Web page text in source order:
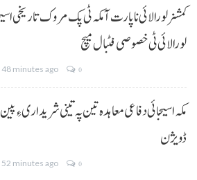
کمشنر لورالائی نا پارت آ مکہ ٹی پک مروک تاریخی
لورالائی ٹی خصوصی فٹبال میچ
48 minutes ago 0
مکہ اسیجائی دفاعی معاہدہ تین پہ تینی شریداری ءِ
ڈویژن
52 minutes ago 0